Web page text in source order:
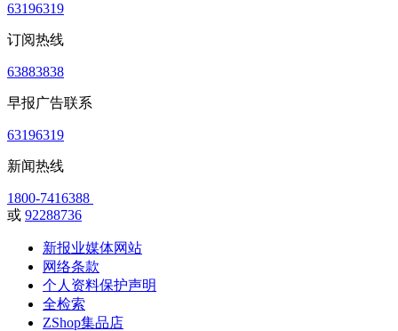
63196319
订阅热线
63883838
早报广告联系
63196319
新闻热线
1800-7416388
或 92288736
新报业媒体网站
网络条款
个人资料保护声明
全检索
ZShop集品店